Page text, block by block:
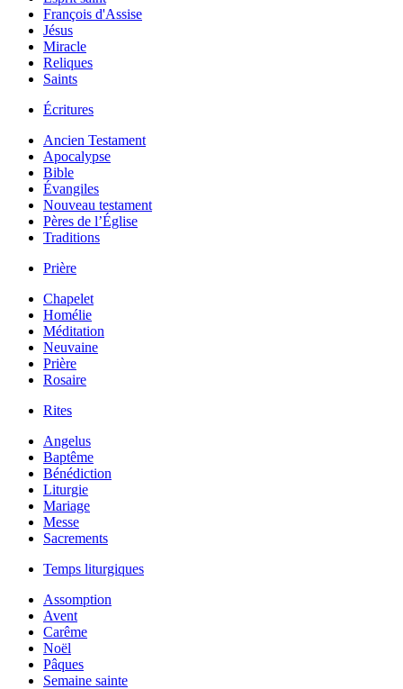
François d'Assise
Jésus
Miracle
Reliques
Saints
Écritures
Ancien Testament
Apocalypse
Bible
Évangiles
Nouveau testament
Pères de l’Église
Traditions
Prière
Chapelet
Homélie
Méditation
Neuvaine
Prière
Rosaire
Rites
Angelus
Baptême
Bénédiction
Liturgie
Mariage
Messe
Sacrements
Temps liturgiques
Assomption
Avent
Carême
Noël
Pâques
Semaine sainte